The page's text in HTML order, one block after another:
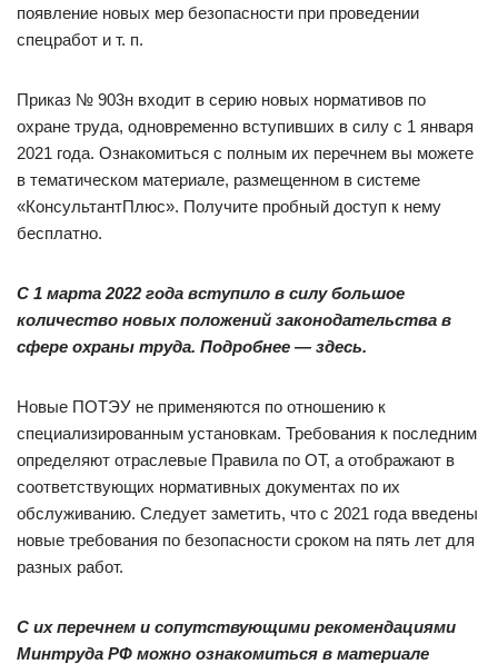
появление новых мер безопасности при проведении
спецработ и т. п.
Приказ № 903н входит в серию новых нормативов по
охране труда, одновременно вступивших в силу с 1 января
2021 года. Ознакомиться с полным их перечнем вы можете
в тематическом материале, размещенном в системе
«КонсультантПлюс». Получите пробный доступ к нему
бесплатно.
С 1 марта 2022 года вступило в силу большое
количество новых положений законодательства в
сфере охраны труда. Подробнее — здесь.
Новые ПОТЭУ не применяются по отношению к
специализированным установкам. Требования к последним
определяют отраслевые Правила по ОТ, а отображают в
соответствующих нормативных документах по их
обслуживанию. Следует заметить, что с 2021 года введены
новые требования по безопасности сроком на пять лет для
разных работ.
С их перечнем и сопутствующими рекомендациями
Минтруда РФ можно ознакомиться в материале